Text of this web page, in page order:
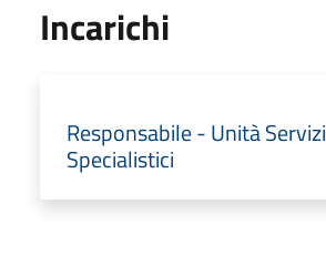
Incarichi
Responsabile - Unità Servizi
Specialistici